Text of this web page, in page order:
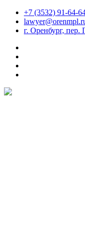
Перейти
содержимому
+7 (3532) 91-64-
г. Оренбург,